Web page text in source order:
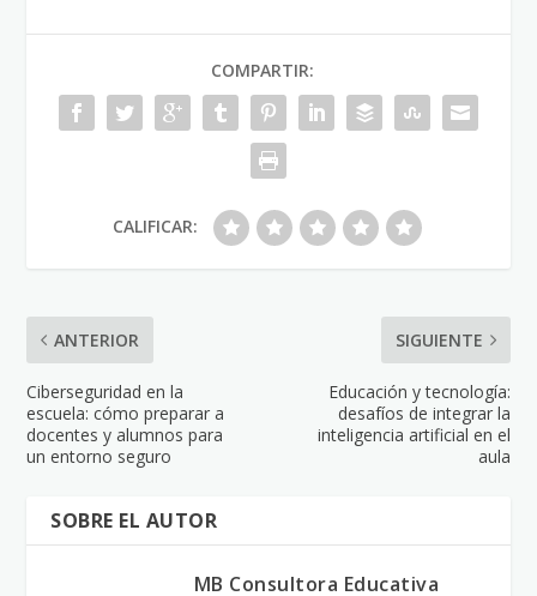
COMPARTIR:
CALIFICAR:
ANTERIOR
Ciberseguridad en la
escuela: cómo preparar a
docentes y alumnos para
un entorno seguro
SIGUIENTE
Educación y tecnología:
desafíos de integrar la
inteligencia artificial en el
aula
SOBRE EL AUTOR
MB Consultora Educativa